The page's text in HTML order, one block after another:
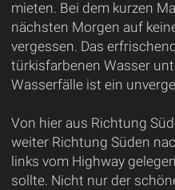
mieten. Bei dem kurzen
nächsten Morgen auf
vergessen. Das
türkisfarbenen Wasser
Wasserfälle ist ein
Von hier aus Richtung
weiter Richtung Süden
links vom Highway
sollte. Nicht nur der